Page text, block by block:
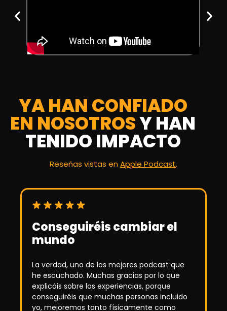
YA HAN CONFIADO
EN NOSOTROSY HAN
TENIDO IMPACTO
Reseñas vistas en Apple Podcast.
Conseguiréis cambiar el
mundo
La verdad, uno de los mejores podcast que
he escuchado. Muchas gracias por lo que
explicáis sobre las experiencias, porque
conseguiréis que muchas personas incluido
yo, mejoremos tanto físicamente como